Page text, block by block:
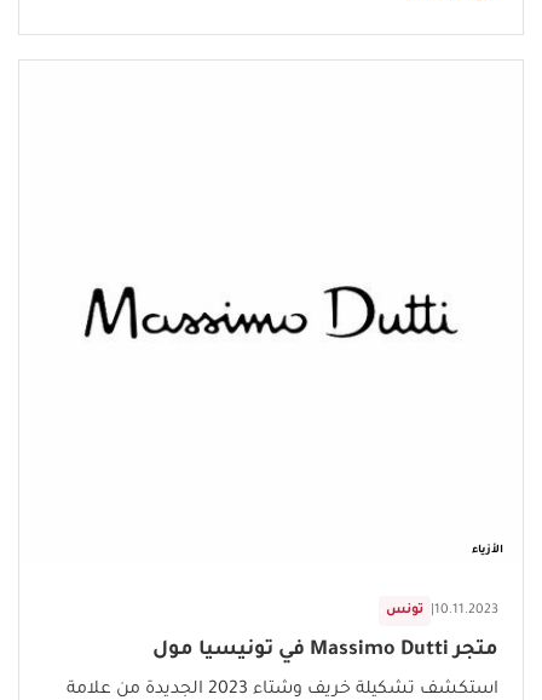
الأزياء
تونس 10.11.2023
متجر Massimo Dutti في تونيسيا مول
استكشف تشكيلة خريف وشتاء 2023 الجديدة من علامة